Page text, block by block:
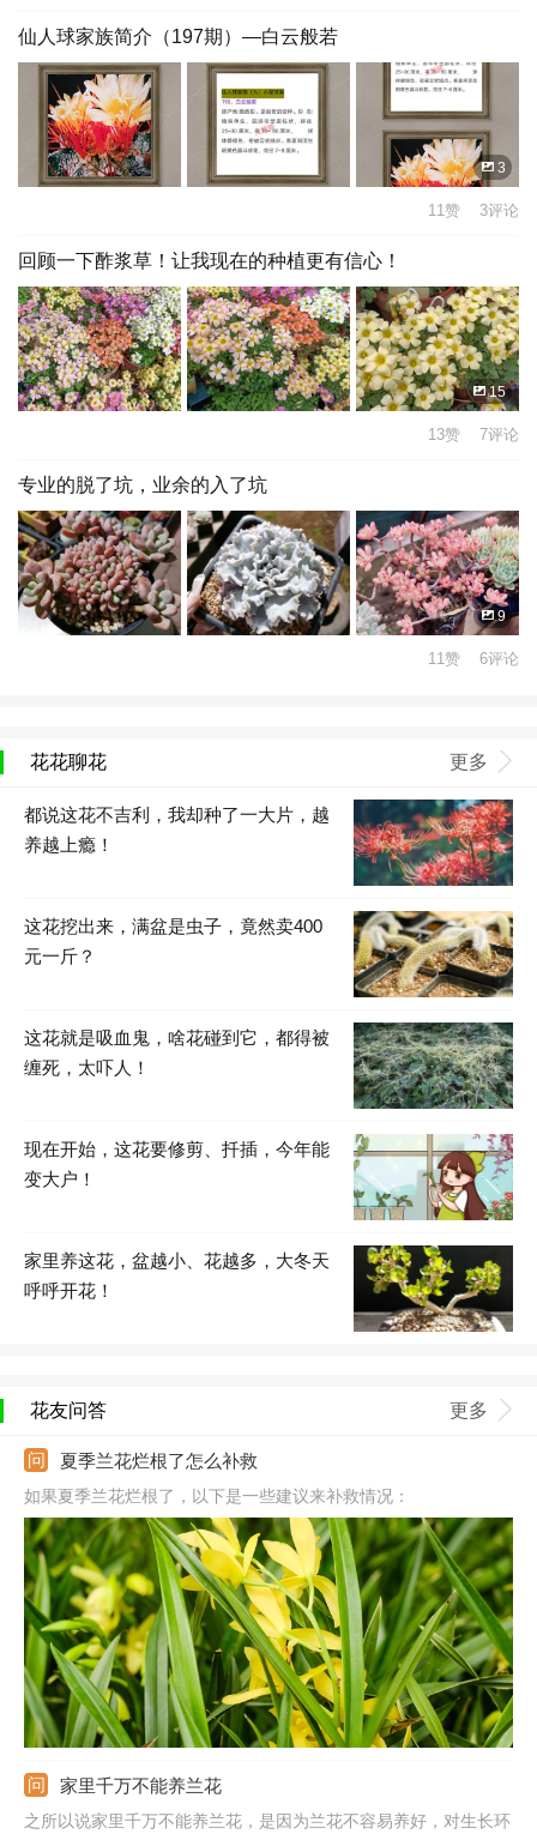
仙人球家族简介（197期）—白云般若
3
11赞 3评论
回顾一下酢浆草！让我现在的种植更有信心！
15
13赞 7评论
专业的脱了坑，业余的入了坑
9
11赞 6评论
花花聊花 更多
都说这花不吉利，我却种了一大片，越
养越上瘾！
这花挖出来，满盆是虫子，竟然卖400
元一斤？
这花就是吸血鬼，啥花碰到它，都得被
缠死，太吓人！
现在开始，这花要修剪、扦插，今年能
变大户！
家里养这花，盆越小、花越多，大冬天
呼呼开花！
花友问答 更多
夏季兰花烂根了怎么补救
如果夏季兰花烂根了，以下是一些建议来补救情况：
家里千万不能养兰花
之所以说家里千万不能养兰花，是因为兰花不容易养好，对生长环